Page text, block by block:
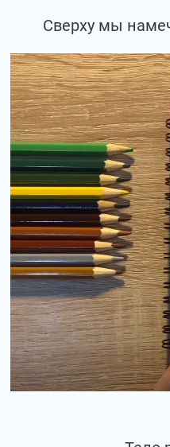
Сверху мы